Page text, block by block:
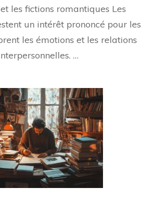
les fictions romantiques Les
un intérêt prononcé pour les
les émotions et les relations
…